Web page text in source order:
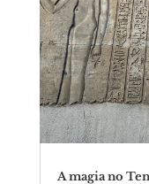
A magia no